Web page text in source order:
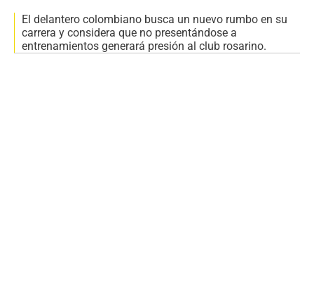
El delantero colombiano busca un nuevo rumbo en su
carrera y considera que no presentándose a
entrenamientos generará presión al club rosarino.